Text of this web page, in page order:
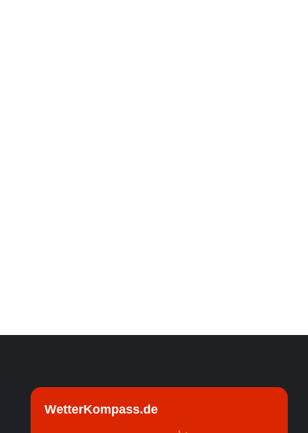
WetterKompass.de